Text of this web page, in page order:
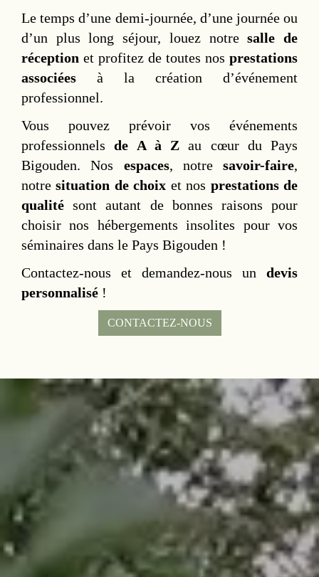
Le temps d’une demi-journée, d’une journée ou
d’un plus long séjour, louez notresalle de
réception et profitez de toutes nos prestations
associées à la création d’événement
professionnel.
Vous pouvez prévoir vos événements
professionnelsde A à Zau cœur du Pays
Bigouden. Nos espaces, notre savoir-faire,
notresituation de choix et nos prestations de
qualité sont autant de bonnes raisons pour
choisir nos hébergements insolites pour vos
séminaires dans le Pays Bigouden !
Contactez-nous et demandez-nous un devis
personnalisé !
CONTACTEZ-NOUS